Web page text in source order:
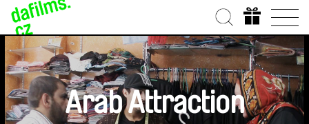
Arab Attraction